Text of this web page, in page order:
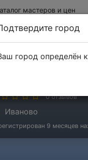
мастеров и цен
0 отзывов
Иваново
9 месяцев
город
город определён